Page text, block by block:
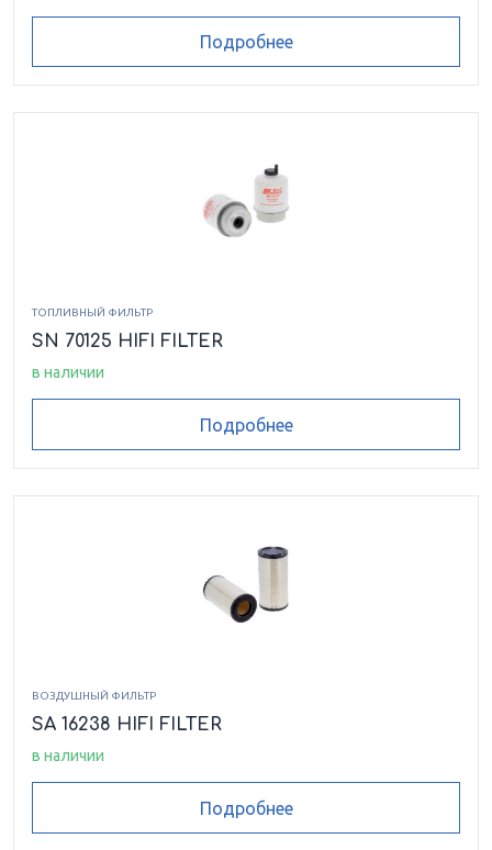
Подробнее
ТОПЛИВНЫЙ ФИЛЬТР
SN 70125 HIFI FILTER
в наличии
Подробнее
ВОЗДУШНЫЙ ФИЛЬТР
SA 16238 HIFI FILTER
в наличии
Подробнее